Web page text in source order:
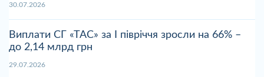
30.07.2026
Виплати СГ «ТАС» за І півріччя зросли на 66% –
до 2,14 млрд грн
29.07.2026